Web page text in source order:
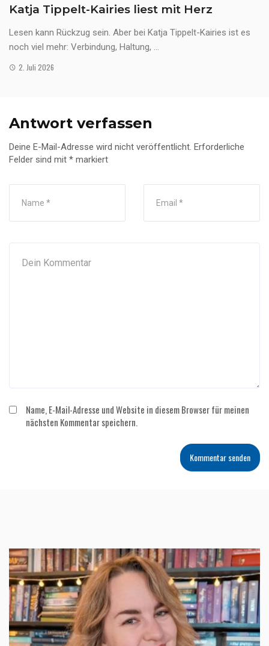
Katja Tippelt-Kairies liest mit Herz
Lesen kann Rückzug sein. Aber bei Katja Tippelt-Kairies ist es
noch viel mehr: Verbindung, Haltung, ...
2. Juli 2026
Antwort verfassen
Deine E-Mail-Adresse wird nicht veröffentlicht. Erforderliche
Felder sind mit * markiert
Name, E-Mail-Adresse und Website in diesem Browser für meinen
nächsten Kommentar speichern.